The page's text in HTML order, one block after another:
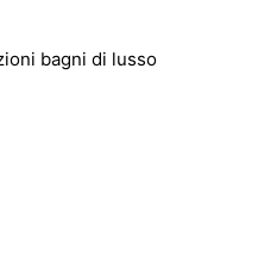
bagni di lusso